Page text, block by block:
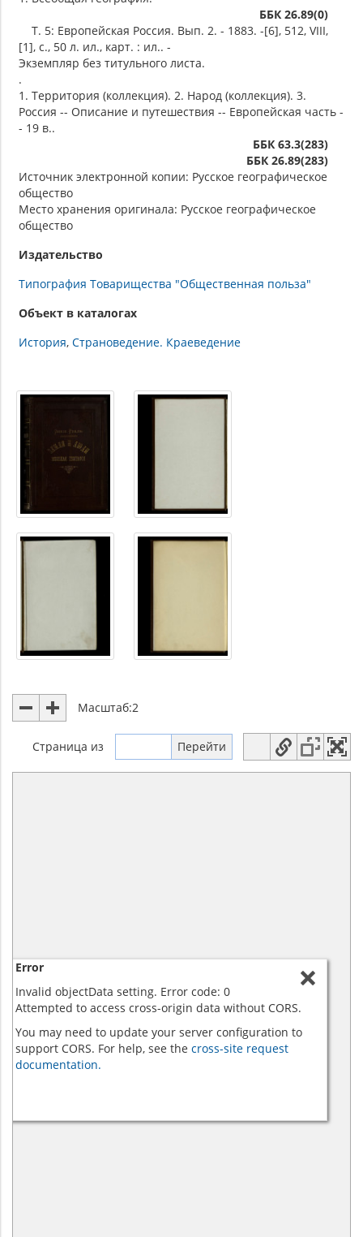
ББК 26.89(0)
Т. 5: Европейская Россия. Вып. 2. - 1883. -[6], 512, VIII,
[1], с., 50 л. ил., карт. : ил.. -
Экземпляр без титульного листа.
.
1. Территория (коллекция). 2. Народ (коллекция). 3.
Россия -- Описание и путешествия -- Европейская часть -
- 19 в..
ББК 63.3(283)
ББК 26.89(283)
Источник электронной копии: Русское географическое
общество
Место хранения оригинала: Русское географическое
общество
Издательство
Типография Товарищества "Общественная польза"
Объект в каталогах
История Страноведение. Краеведение
Масштаб:2
Страница из
Error
Invalid objectData setting. Error code: 0
Attempted to access cross-origin data without CORS.
You may need to update your server configuration to
support CORS. For help, see the cross-site request
documentation.